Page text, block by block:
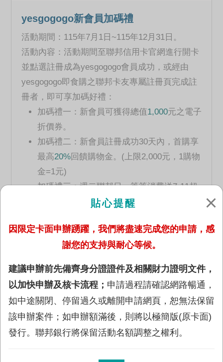
yesgogogo新會員加碼禮
活動期間：115年7月1日~115年12月31日。
活動內容：活動期間至聯邦信用卡官網進行開卡
並點選註冊成為yesgogogo會員成功，或經由
yesgogogo即食購之聯邦卡友專屬註冊頁完成註
冊者，即可享加碼好禮：
加碼禮一：新會員可獲得總值1,000元之電子
折價券。
加碼禮二：新會員註冊成功30天內，首購享
最高20%回饋購物金。(上限2,000元，1購物
金=1元)
加碼禮三：週二聯邦日，筆筆消費送7-11超
CITY CAFE乙杯。
活動，月月抽購物金。
※ 每會員限領乙份折價券，更多說明及限制詳參
年費政策
聯邦賴點御璽卡
貼心提醒
因限定卡面申辦踴躍，我們將盡速完成您的申請，感
謝您的支持與耐心等候。
建議申辦前先備齊身分證證件及相關財力證明文件，
以加快申辦及核卡流程； 申請過程請確認網路暢通，
如中途關閉、停留過久或離開申請網頁，恕無法保留
該申辦案件；如申辦額滿後，則將以極簡版(原卡面)
發行。聯邦銀行將保留活動名額調整之權利。